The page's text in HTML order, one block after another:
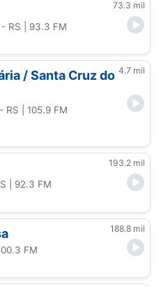
73.3 mil
RS | 93.3 FM
/ Santa Cruz do 4.7 mil
RS | 105.9 FM
193.2 mil
| 92.3 FM
188.8 mil
FM